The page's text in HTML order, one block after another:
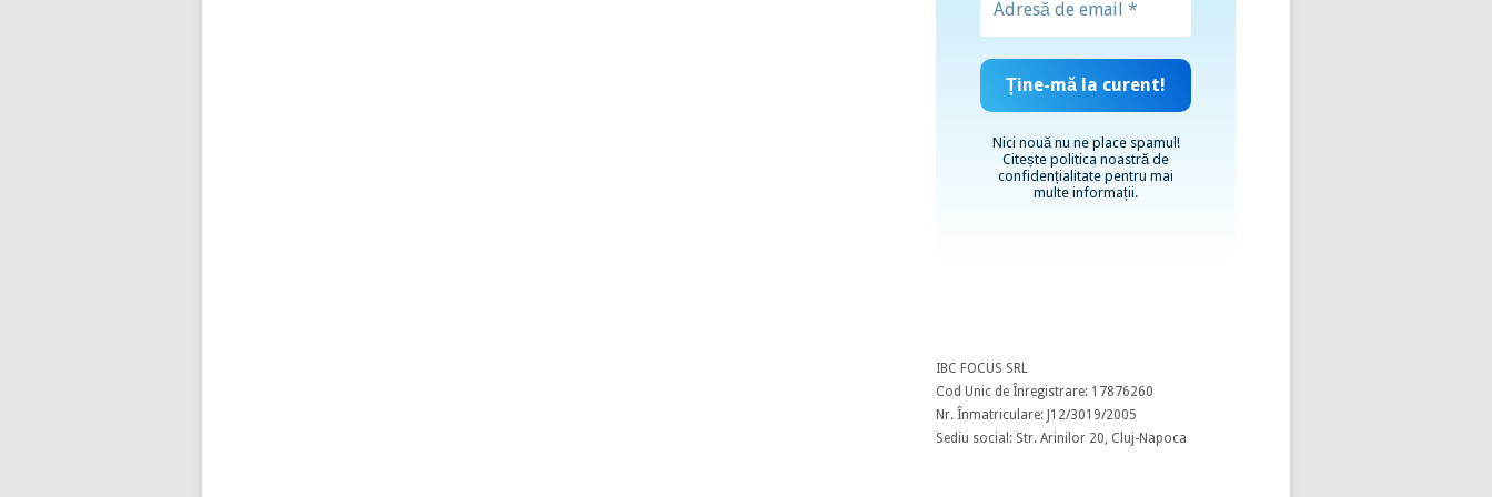
Nici nouă nu ne place spamul!
Citește politica noastră de
confidențialitate pentru mai
multe informații.
IBC FOCUS SRL
Cod Unic de Înregistrare: 17876260
Nr. Înmatriculare: J12/3019/2005
Sediu social: Str. Arinilor 20, Cluj-Napoca